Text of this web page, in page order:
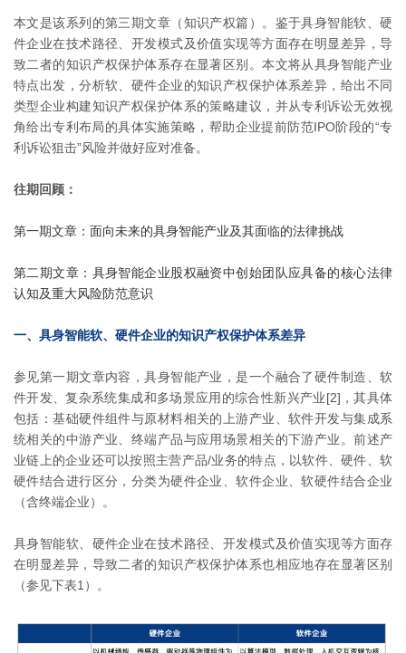
本文是该系列的第三期文章（知识产权篇）。鉴于具身智能软、硬
件企业在技术路径、开发模式及价值实现等方面存在明显差异，导
致二者的知识产权保护体系存在显著区别。本文将从具身智能产业
特点出发，分析软、硬件企业的知识产权保护体系差异，给出不同
类型企业构建知识产权保护体系的策略建议，并从专利诉讼无效视
角给出专利布局的具体实施策略，帮助企业提前防范IPO阶段的“专
利诉讼狙击”风险并做好应对准备。
往期回顾：
第一期文章：面向未来的具身智能产业及其面临的法律挑战
第二期文章：具身智能企业股权融资中创始团队应具备的核心法律
认知及重大风险防范意识
一、具身智能软、硬件企业的知识产权保护体系差异
参见第一期文章内容，具身智能产业，是一个融合了硬件制造、软
件开发、复杂系统集成和多场景应用的综合性新兴产业[2]，其具体
包括：基础硬件组件与原材料相关的上游产业、软件开发与集成系
统相关的中游产业、终端产品与应用场景相关的下游产业。前述产
业链上的企业还可以按照主营产品/业务的特点，以软件、硬件、软
硬件结合进行区分，分类为硬件企业、软件企业、软硬件结合企业
（含终端企业）。
具身智能软、硬件企业在技术路径、开发模式及价值实现等方面存
在明显差异，导致二者的知识产权保护体系也相应地存在显著区别
（参见下表1）。